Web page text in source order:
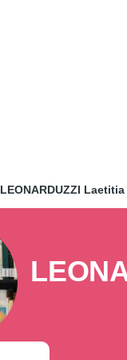
LEONARDUZZI Laetitia